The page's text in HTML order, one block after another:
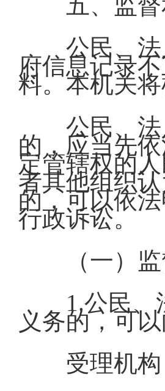
五、监
公民、
府信息记录
料。本机关
公民、
的，应当先
定管辖权的
者其他组织
的，可以依
行政诉讼。
（一）
1.公民
义务的，可
受理机